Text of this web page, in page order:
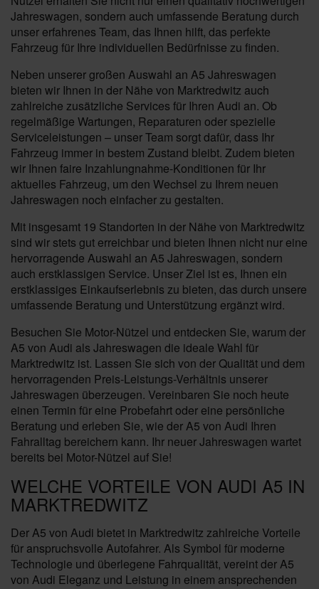
Jahreswagen, sondern auch umfassende Beratung durch
unser erfahrenes Team, das Ihnen hilft, das perfekte
Fahrzeug für Ihre individuellen Bedürfnisse zu finden.
Neben unserer großen Auswahl an A5 Jahreswagen
bieten wir Ihnen in der Nähe von Marktredwitz auch
zahlreiche zusätzliche Services für Ihren Audi an. Ob
regelmäßige Wartungen, Reparaturen oder spezielle
Serviceleistungen – unser Team sorgt dafür, dass Ihr
Fahrzeug immer in bestem Zustand bleibt. Zudem bieten
wir Ihnen faire Inzahlungnahme-Konditionen für Ihr
aktuelles Fahrzeug, um den Wechsel zu Ihrem neuen
Jahreswagen noch einfacher zu gestalten.
Mit insgesamt 19 Standorten in der Nähe von Marktredwitz
sind wir stets gut erreichbar und bieten Ihnen nicht nur eine
hervorragende Auswahl an A5 Jahreswagen, sondern
auch erstklassigen Service. Unser Ziel ist es, Ihnen ein
erstklassiges Einkaufserlebnis zu bieten, das durch unsere
umfassende Beratung und Unterstützung ergänzt wird.
Besuchen Sie Motor-Nützel und entdecken Sie, warum der
A5 von Audi als Jahreswagen die ideale Wahl für
Marktredwitz ist. Lassen Sie sich von der Qualität und dem
hervorragenden Preis-Leistungs-Verhältnis unserer
Jahreswagen überzeugen. Vereinbaren Sie noch heute
einen Termin für eine Probefahrt oder eine persönliche
Beratung und erleben Sie, wie der A5 von Audi Ihren
Fahralltag bereichern kann. Ihr neuer Jahreswagen wartet
bereits bei Motor-Nützel auf Sie!
WELCHE VORTEILE VON AUDI A5 IN
MARKTREDWITZ
Der A5 von Audi bietet in Marktredwitz zahlreiche Vorteile
für anspruchsvolle Autofahrer. Als Symbol für moderne
Technologie und überlegene Fahrqualität, vereint der A5
von Audi Eleganz und Leistung in einem ansprechenden